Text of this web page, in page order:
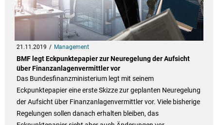
21.11.2019 Management
BMF legt Eckpunktepapier zur Neuregelung der Aufsicht
über Finanzanlagenvermittler vor
Das Bundesfinanzministerium legt mit seinem
Eckpunktepapier eine erste Skizze zur geplanten Neuregelung
der Aufsicht über Finanzanlagenvermittler vor. Viele bisherige
Regelungen sollen danach erhalten bleiben, das